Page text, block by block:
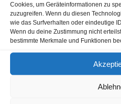
Cookies, um Geräteinformationen zu
zuzugreifen. Wenn du diesen
wie das Surfverhalten oder eindeutige
Wenn du deine Zustimmung nicht
bestimmte Merkmale und Funktionen
Rödermark / Urberach
am 10. September 2026